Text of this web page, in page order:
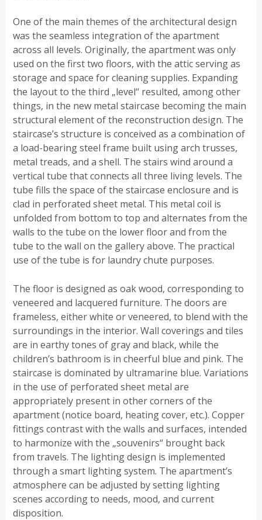
One of the main themes of the architectural design
was the seamless integration of the apartment
across all levels. Originally, the apartment was only
used on the first two floors, with the attic serving as
storage and space for cleaning supplies. Expanding
the layout to the third „level“ resulted, among other
things, in the new metal staircase becoming the main
structural element of the reconstruction design. The
staircase’s structure is conceived as a combination of
a load-bearing steel frame built using arch trusses,
metal treads, and a shell. The stairs wind around a
vertical tube that connects all three living levels. The
tube fills the space of the staircase enclosure and is
clad in perforated sheet metal. This metal coil is
unfolded from bottom to top and alternates from the
walls to the tube on the lower floor and from the
tube to the wall on the gallery above. The practical
use of the tube is for laundry chute purposes.
The floor is designed as oak wood, corresponding to
veneered and lacquered furniture. The doors are
frameless, either white or veneered, to blend with the
surroundings in the interior. Wall coverings and tiles
are in earthy tones of gray and black, while the
children’s bathroom is in cheerful blue and pink. The
staircase is dominated by ultramarine blue. Variations
in the use of perforated sheet metal are
appropriately present in other corners of the
apartment (notice board, heating cover, etc.). Copper
fittings contrast with the walls and surfaces, intended
to harmonize with the „souvenirs“ brought back
from travels. The lighting design is implemented
through a smart lighting system. The apartment’s
atmosphere can be adjusted by setting lighting
scenes according to needs, mood, and current
disposition.